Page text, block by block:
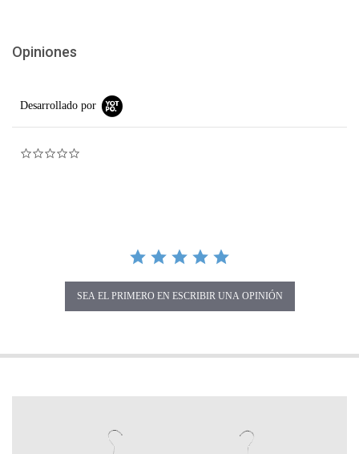
Opiniones
Desarrollado por
SEA EL PRIMERO EN ESCRIBIR UNA OPINIÓN